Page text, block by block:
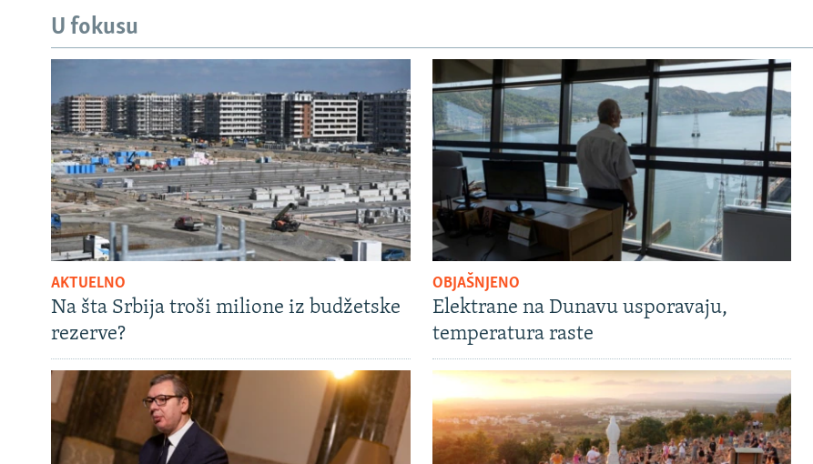
U fokusu
AKTUELNO
Na šta Srbija troši milione iz budžetske
rezerve?
OBJAŠNJENO
Elektrane na Dunavu usporavaju,
temperatura raste